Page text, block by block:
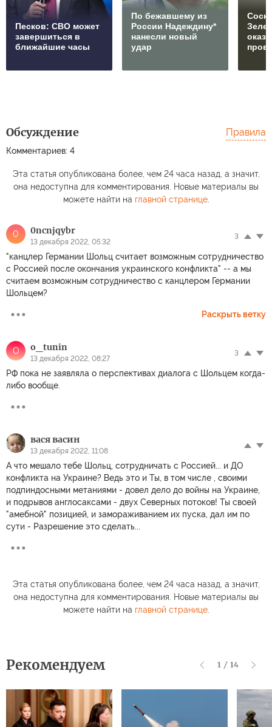
Песков: СВО может
завершиться в
ближайшие часы
По бежавшему из
России Надеждину*
нанесли новый
удар
Обсуждение
Комментариев: 4
Правила
Эта статья опубликована более, чем 24 часа назад, а значит,
она недоступна для комментирования. Новые материалы вы
можете найти на главной странице.
0 0ncnjqybr
13 декабря 2022, 05:32
3
"канцлер Германии Шольц считает возможным сотрудничество
с Россией после окончания украинского конфликта" -- а мы
считаем возможным сотрудничество с канцлером Германии
Шольцем?
Раскрыть ветку
O o_tunin
13 декабря 2022, 08:27
3
РФ пока не заявляла о перспективах диалога с Шольцем когда-
либо вообще.
вася васин
13 декабря 2022, 11:08
А что мешало тебе Шольц, сотрудничать с Россией... и ДО
конфликта на Украине? Ведь это и Ты, в том числе , своими
подпиндосными метаниями - довел дело до войны на Украине,
и подрывов англосаксами - двух Северных потоков! Ты своей
"амебной" позицией, и замораживанием их пуска, дал им по
сути - Разрешение это сделать...
Эта статья опубликована более, чем 24 часа назад, а значит,
она недоступна для комментирования. Новые материалы вы
можете найти на главной странице.
Рекомендуем 1 / 14